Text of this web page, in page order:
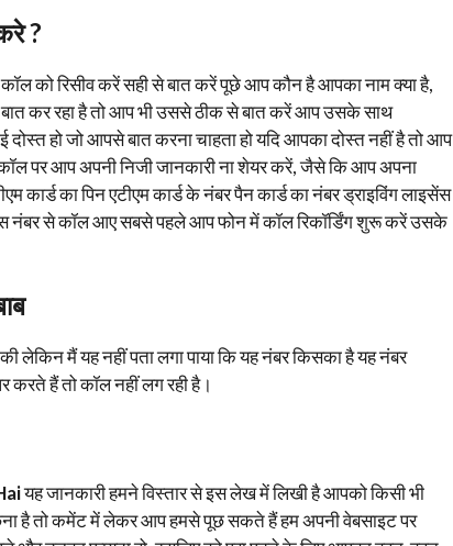
?
को रिसीव करें सही से बात करें पूछे आप कौन है आपका नाम क्या है,
बात कर रहा है तो आप भी उससे ठीक से बात करें आप उसके साथ
हो जो आपसे बात करना चाहता हो यदि आपका दोस्त नहीं है तो आप
पर आप अपनी निजी जानकारी ना शेयर करें, जैसे कि आप अपना
कार्ड का पिन एटीएम कार्ड के नंबर पैन कार्ड का नंबर ड्राइविंग लाइसेंस
नंबर से कॉल आए सबसे पहले आप फोन में कॉल रिकॉर्डिंग शुरू करें उसके
लेकिन मैं यह नहीं पता लगा पाया कि यह नंबर किसका है यह नंबर
करते हैं तो कॉल नहीं लग रही है।
यह जानकारी हमने विस्तार से इस लेख में लिखी है आपको किसी भी
है तो कमेंट में लेकर आप हमसे पूछ सकते हैं हम अपनी वेबसाइट पर